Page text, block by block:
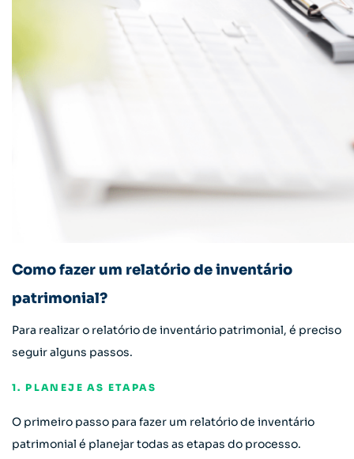
Como fazer um relatório de inventário
patrimonial?
Para realizar o relatório de inventário patrimonial, é preciso
seguir alguns passos.
1. PLANEJE AS ETAPAS
O primeiro passo para fazer um relatório de inventário
patrimonial é planejar todas as etapas do processo.